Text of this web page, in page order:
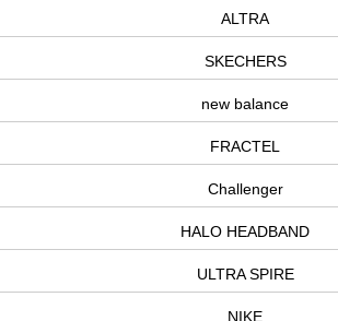
ALTRA
SKECHERS
new balance
FRACTEL
Challenger
HALO HEADBAND
ULTRA SPIRE
NIKE